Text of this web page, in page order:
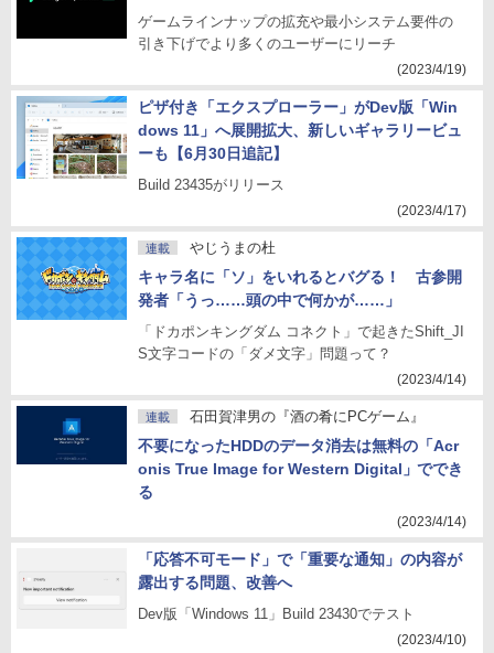
ゲームラインナップの拡充や最小システム要件の
引き下げでより多くのユーザーにリーチ
(2023/4/19)
ピザ付き「エクスプローラー」がDev版「Win
dows 11」へ展開拡大、新しいギャラリービュ
ーも【6月30日追記】
Build 23435がリリース
(2023/4/17)
連載 やじうまの杜
キャラ名に「ソ」をいれるとバグる！ 古参開
発者「うっ……頭の中で何かが……」
「ドカポンキングダム コネクト」で起きたShift_JI
S文字コードの「ダメ文字」問題って？
(2023/4/14)
連載 石田賀津男の『酒の肴にPCゲーム』
不要になったHDDのデータ消去は無料の「Acr
onis True Image for Western Digital」ででき
る
(2023/4/14)
「応答不可モード」で「重要な通知」の内容が
露出する問題、改善へ
Dev版「Windows 11」Build 23430でテスト
(2023/4/10)